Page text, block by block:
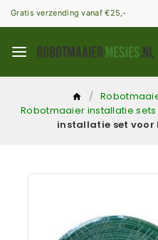
Gratis verzending vanaf €25,-
/
Robotmaaier installatie
installatie set voor